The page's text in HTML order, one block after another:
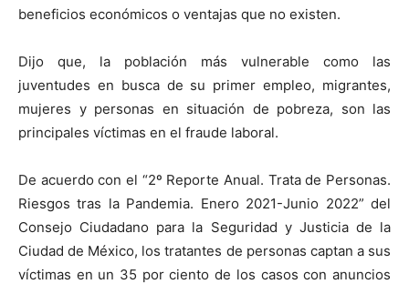
beneficios económicos o ventajas que no existen.
Dijo que, la población más vulnerable como las
juventudes en busca de su primer empleo, migrantes,
mujeres y personas en situación de pobreza, son las
principales víctimas en el fraude laboral.
De acuerdo con el “2º Reporte Anual. Trata de Personas.
Riesgos tras la Pandemia. Enero 2021-Junio 2022” del
Consejo Ciudadano para la Seguridad y Justicia de la
Ciudad de México, los tratantes de personas captan a sus
víctimas en un 35 por ciento de los casos con anuncios